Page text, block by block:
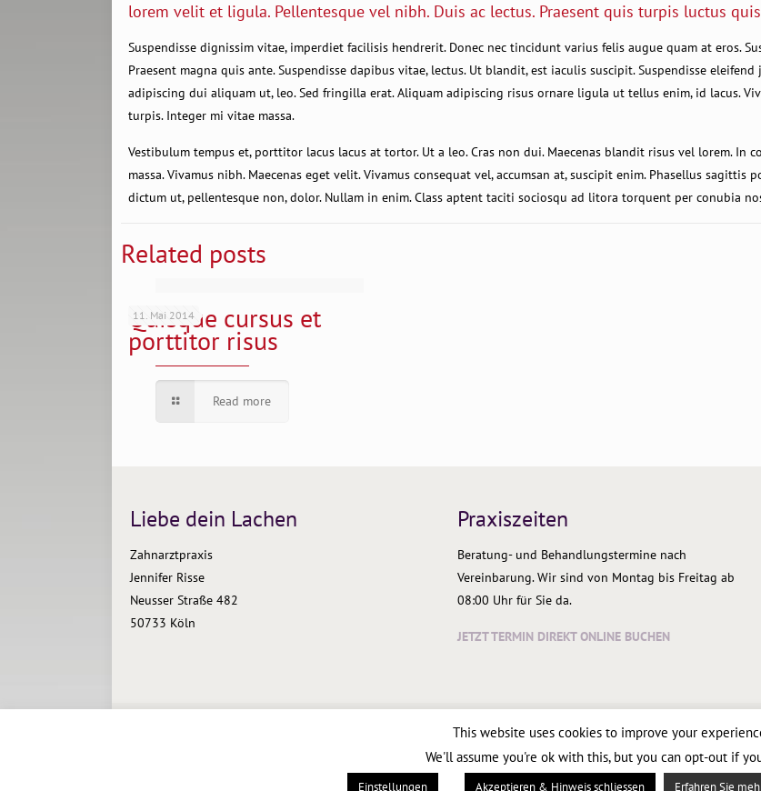
lorem velit et ligula. Pellentesque vel nibh. Duis ac lectus. Praesent quis turpis luctus
Suspendisse dignissim vitae, imperdiet facilisis hendrerit. Donec nec tincidunt varius felis augue quam at eros.
Praesent magna quis ante. Suspendisse dapibus vitae, lectus. Ut blandit, est iaculis suscipit. Suspendisse
adipiscing dui aliquam ut, leo. Sed fringilla erat. Aliquam adipiscing risus ornare ligula ut tellus enim, id lacus.
turpis. Integer mi vitae massa.
Vestibulum tempus et, porttitor lacus lacus at tortor. Ut a leo. Cras non dui. Maecenas blandit risus vel lorem. In
massa. Vivamus nibh. Maecenas eget velit. Vivamus consequat vel, accumsan at, suscipit enim. Phasellus sagittis
dictum ut, pellentesque non, dolor. Nullam in enim. Class aptent taciti sociosqu ad litora torquent per conubia
Related posts
11. Mai 2014
Quisque cursus et
porttitor risus
Read more
Liebe dein Lachen
Zahnarztpraxis
Jennifer Risse
Neusser Straße 482
50733 Köln
Praxiszeiten
Beratung- und Behandlungstermine nach
Vereinbarung. Wir sind von Montag bis Freitag ab
08:00 Uhr für Sie da.
JETZT TERMIN DIREKT ONLINE BUCHEN
This website uses cookies to improve your
We'll assume you're ok with this, but you can opt-out if
Einstellungen Akzeptieren & Hinweis schliessen Erfahren Sie